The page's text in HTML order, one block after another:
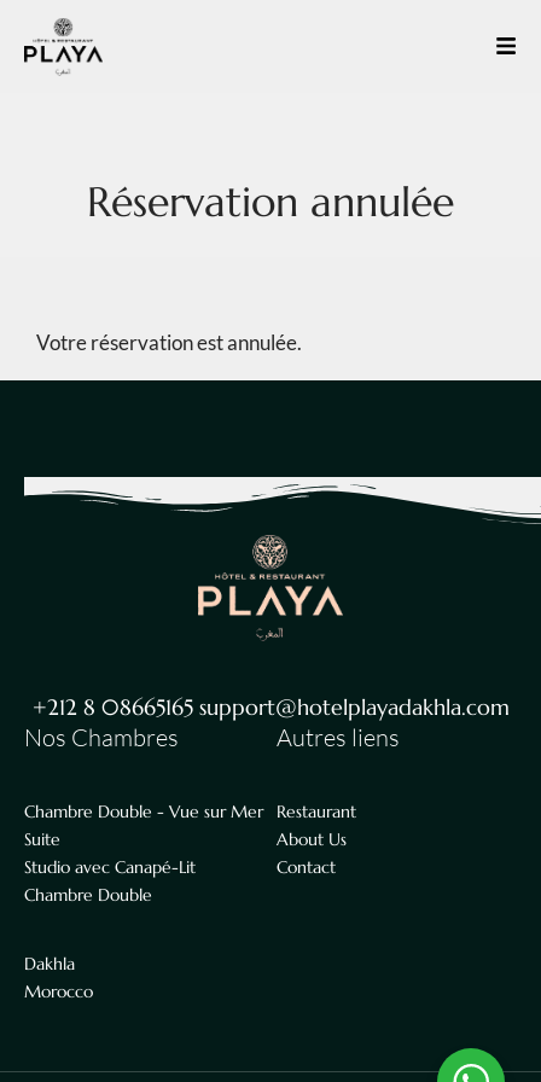
Réservation annulée
Votre réservation est annulée.
+212 8 08665165 support@hotelplayadakhla.com
Nos Chambres
Chambre Double - Vue sur Mer
Suite
Studio avec Canapé-Lit
Chambre Double
Dakhla
Morocco
Autres liens
Restaurant
About Us
Contact